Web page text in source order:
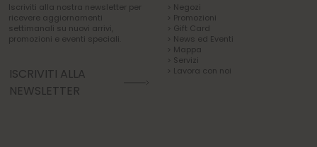
Iscriviti alla nostra newsletter per
ricevere aggiornamenti
settimanali su nuovi arrivi,
promozioni e eventi speciali.
ISCRIVITI ALLA
NEWSLETTER
> Negozi
> Promozioni
> Gift Card
> News ed Eventi
> Mappa
> Servizi
> Lavora con noi